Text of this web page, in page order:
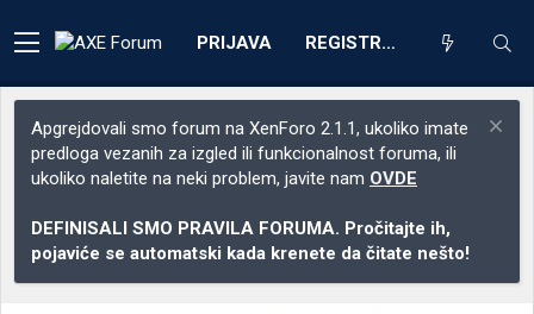
PRIJAVA REGISTRACIJA
Apgrejdovali smo forum na XenForo 2.1.1, ukoliko imate
predloga vezanih za izgled ili funkcionalnost foruma, ili
ukoliko naletite na neki problem, javite nam OVDE
DEFINISALI SMO PRAVILA FORUMA. Pročitajte ih,
pojaviće se automatski kada krenete da čitate nešto!